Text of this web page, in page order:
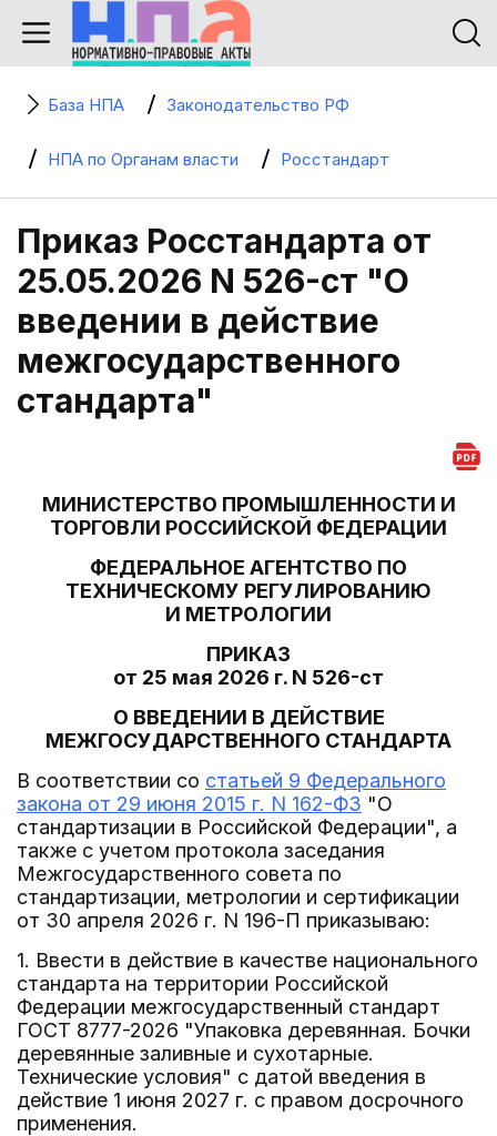
База НПА Законодательство РФ
НПА по Органам власти Росстандарт
Приказ Росстандарта от
25.05.2026 N 526-ст "О
введении в действие
межгосударственного
стандарта"
МИНИСТЕРСТВО ПРОМЫШЛЕННОСТИ И
ТОРГОВЛИ РОССИЙСКОЙ ФЕДЕРАЦИИ
ФЕДЕРАЛЬНОЕ АГЕНТСТВО ПО
ТЕХНИЧЕСКОМУ РЕГУЛИРОВАНИЮ
И МЕТРОЛОГИИ
ПРИКАЗ
от 25 мая 2026 г. N 526-ст
О ВВЕДЕНИИ В ДЕЙСТВИЕ
МЕЖГОСУДАРСТВЕННОГО СТАНДАРТА
В соответствии со статьей 9 Федерального
закона от 29 июня 2015 г. N 162-ФЗ "О
стандартизации в Российской Федерации", а
также с учетом протокола заседания
Межгосударственного совета по
стандартизации, метрологии и сертификации
от 30 апреля 2026 г. N 196-П приказываю:
1. Ввести в действие в качестве национального
стандарта на территории Российской
Федерации межгосударственный стандарт
ГОСТ 8777-2026 "Упаковка деревянная. Бочки
деревянные заливные и сухотарные.
Технические условия" с датой введения в
действие 1 июня 2027 г. с правом досрочного
применения.